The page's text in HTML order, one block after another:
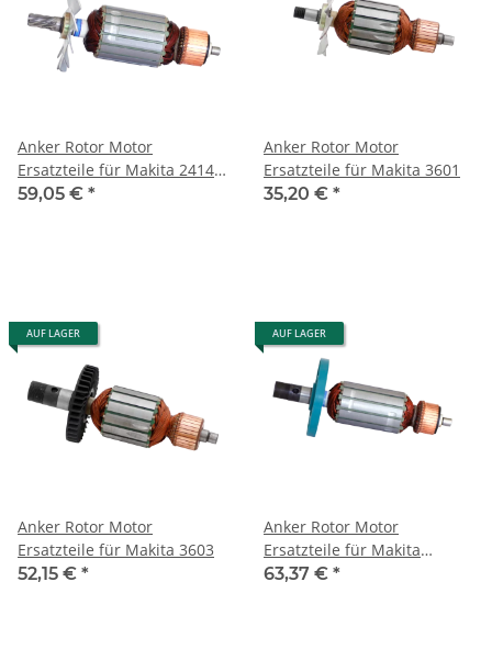
Anker Rotor Motor
Ersatzteile für Makita 2414B
2414NB
59,05 € *
Anker Rotor Motor
Ersatzteile für Makita 3601
35,20 € *
AUF LAGER
Anker Rotor Motor
Ersatzteile für Makita 3603
52,15 € *
AUF LAGER
Anker Rotor Motor
Ersatzteile für Makita
3612BR (514823-5)
63,37 € *